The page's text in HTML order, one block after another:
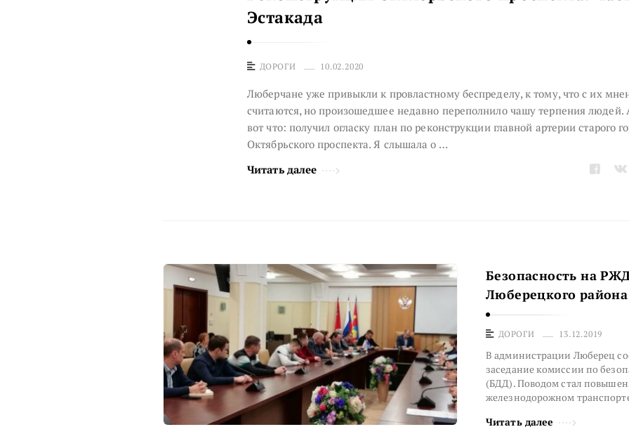
Эстакада
ДОРОГИ 10.02.2020
Люберчане уже привыкли к провластному беспределу, к тому, что с их
считаются, но произошедшее недавно переполнило чашу терпения людей.
вот что: получил огласку план по реконструкции главной артерии старого
Октябрьского проспекта. Я слышала о …
Читать далее
Безопасность на
Люберецкого района
ДОРОГИ 13.12.2019
В администрации Люберец
заседание комиссии по
(БДД). Поводом стал
железнодорожном
Читать далее